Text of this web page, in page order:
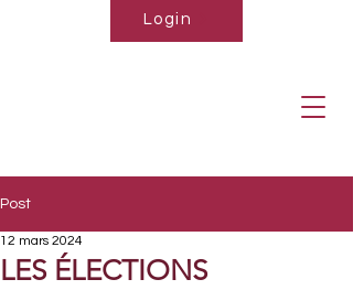
Login
Post
LES ÉLECTIONS
12 mars 2024